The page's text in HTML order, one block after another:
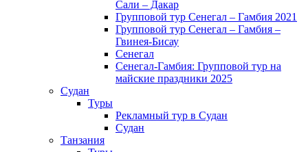
Сали – Дакар
Групповой тур Сенегал – Гамбия 2021
Групповой тур Сенегал – Гамбия –
Гвинея-Бисау
Сенегал
Сенегал-Гамбия: Групповой тур на
майские праздники 2025
Судан
Туры
Рекламный тур в Cудан
Cудан
Танзания